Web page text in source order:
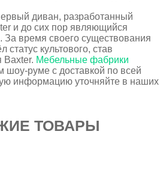
диван, разработанный
и до сих пор являющийся
За время своего существования
культового, став
Baxter. Мебельные фабрики
шоу-руме с доставкой по всей
информацию уточняйте в наших
ТОВАРЫ